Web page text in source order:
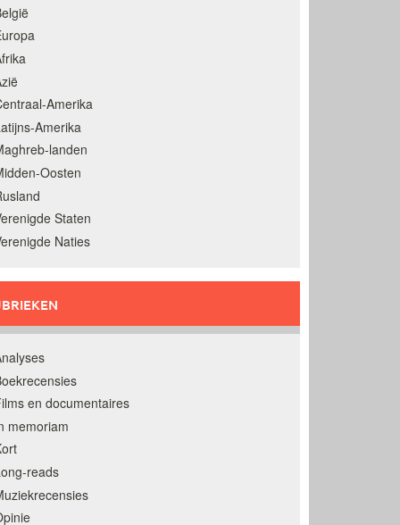
Amerika
Amerika
landen
Oosten
Staten
Naties
en documentaires
memoriam
reads